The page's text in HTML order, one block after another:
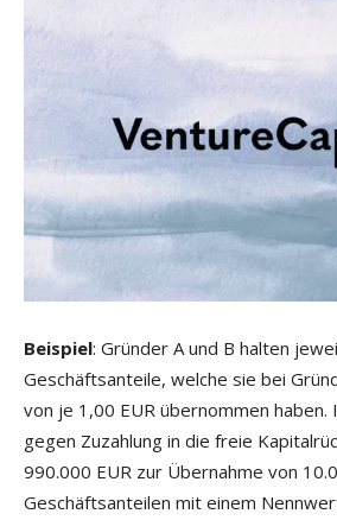
Beispiel: Gründer A und B halten
Geschäftsanteile, welche sie bei
von je 1,00 EUR übernommen haben.
gegen Zuzahlung in die freie
990.000 EUR zur Übernahme von
Geschäftsanteilen mit einem